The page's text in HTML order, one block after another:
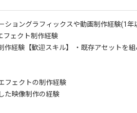
ショングラフィックスや動画制作経験(1年
フェクト制作経験
作経験 【歓迎スキル】 ・既存アセットを
フェクトの制作経験
た映像制作の経験